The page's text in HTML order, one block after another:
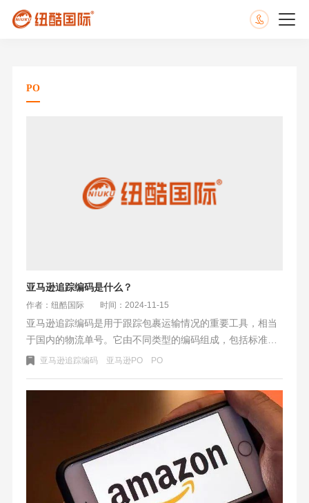
PO
亚马逊追踪编码是什么？
作者：纽酷国际 时间：2024-11-15
亚马逊追踪编码是用于跟踪包裹运输情况的重要工具，相当
于国内的物流单号。它由不同类型的编码组成，包括标准货
件追踪编码、快递合作伙伴追踪编码和亚马逊全球物流追踪
投诉和退货；买家则可通过输入追踪编码查询详细的物流信
息。追踪编码需在亚马逊卖家中心或相关物流平台上填写，
且每个箱子或货件均需提供，不能由Appointment ID或FBA
货件编号代替。总之，亚马逊追踪编码是顾客、卖家和亚马
逊物流运营的重要管理工具。
亚马逊追踪编码 亚马逊PO PO